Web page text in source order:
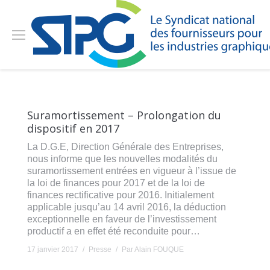
Suramortissement – Prolongation du
dispositif en 2017
La D.G.E, Direction Générale des Entreprises,
nous informe que les nouvelles modalités du
suramortissement entrées en vigueur à l’issue de
la loi de finances pour 2017 et de la loi de
finances rectificative pour 2016. Initialement
applicable jusqu’au 14 avril 2016, la déduction
exceptionnelle en faveur de l’investissement
productif a en effet été reconduite pour…
17 janvier 2017 Presse ParAlain FOUQUE